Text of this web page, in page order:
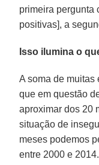
primeira pergunta
positivas], a
Isso ilumina o
A soma de muitas
que em questão
aproximar dos 20
situação de
meses podemos
entre 2000 e